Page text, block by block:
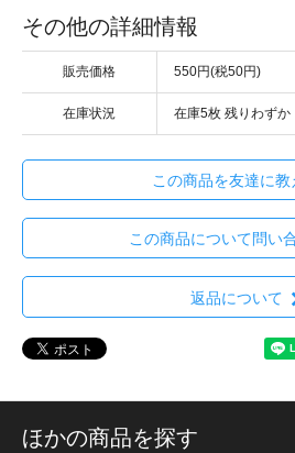
その他の詳細情報
販売価格 550円(税50円)
在庫状況 在庫5枚 残りわずか
この商品を友達に教
この商品について問い
返品について
ほかの商品を探す